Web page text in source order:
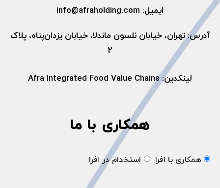
ایمیل: info@afraholding.com
آدرس: تهران، خیابان نلسون ماندلا، خیابان یزدان‌پناه، پلاک
۲
لینکدین: Afra Integrated Food Value Chains
همکاری با ما
همکاری با افرا استخدام در افرا